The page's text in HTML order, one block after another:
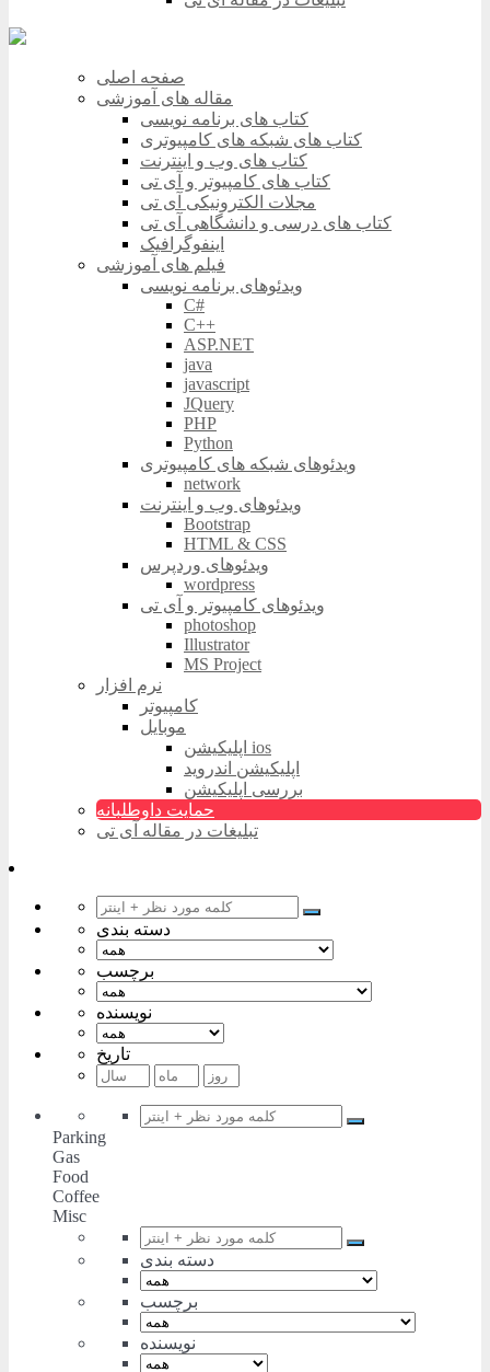
صفحه اصلی
مقاله های آموزشی
کتاب های برنامه نویسی
کتاب های شبکه های کامپیوتری
کتاب های وب و اینترنت
کتاب های کامپیوتر و آی تی
مجلات الکترونیکی آی تی
کتاب های درسی و دانشگاهی آی تی
اینفوگرافیک
فیلم های آموزشی
ویدئوهای برنامه نویسی
C#
C++
ASP.NET
java
javascript
JQuery
PHP
Python
ویدئوهای شبکه های کامپیوتری
network
ویدئوهای وب و اینترنت
Bootstrap
HTML & CSS
ویدئوهای وردپرس
wordpress
ویدئوهای کامپیوتر و آی تی
photoshop
Illustrator
MS Project
نرم افزار
کامپیوتر
موبایل
اپلیکیشن ios
اپلیکیشن اندروید
بررسی اپلیکیشن
حمایت داوطلبانه
تبلیغات در مقاله آی تی
دسته بندی
برچسب
نویسنده
تاریخ
Parking
Gas
Food
Coffee
Misc
دسته بندی
برچسب
نویسنده